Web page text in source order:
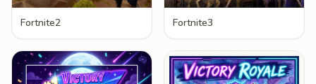
Fortnite2 Fortnite3